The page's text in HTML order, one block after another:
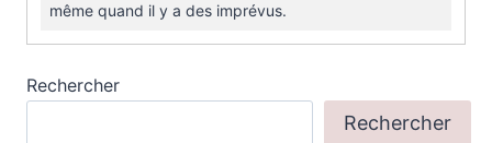
même quand il y a des imprévus.
Rechercher
Rechercher